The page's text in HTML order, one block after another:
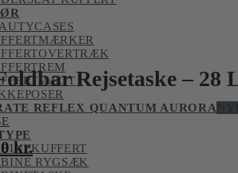
REFLEX QUANTUM AURORA
RYGSÆK
Rejsetaske – 28
kr.Den
aktuelle